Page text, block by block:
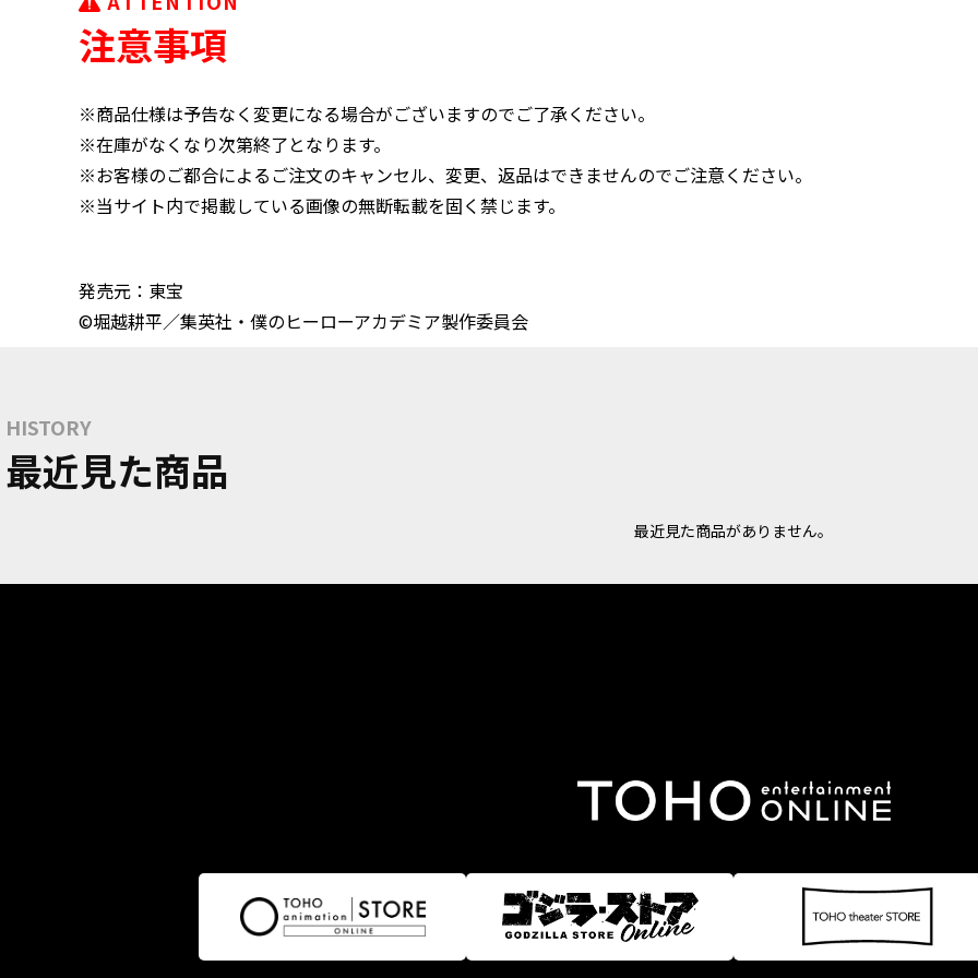
注意事項
※商品仕様は予告なく変更になる場合がございますのでご了承ください。
※在庫がなくなり次第終了となります。
※お客様のご都合によるご注文のキャンセル、変更、返品はできませんのでご注意ください。
※当サイト内で掲載している画像の無断転載を固く禁じます。
発売元：東宝
©堀越耕平／集英社・僕のヒーローアカデミア製作委員会
HISTORY
最近見た商品
最近見た商品がありません。